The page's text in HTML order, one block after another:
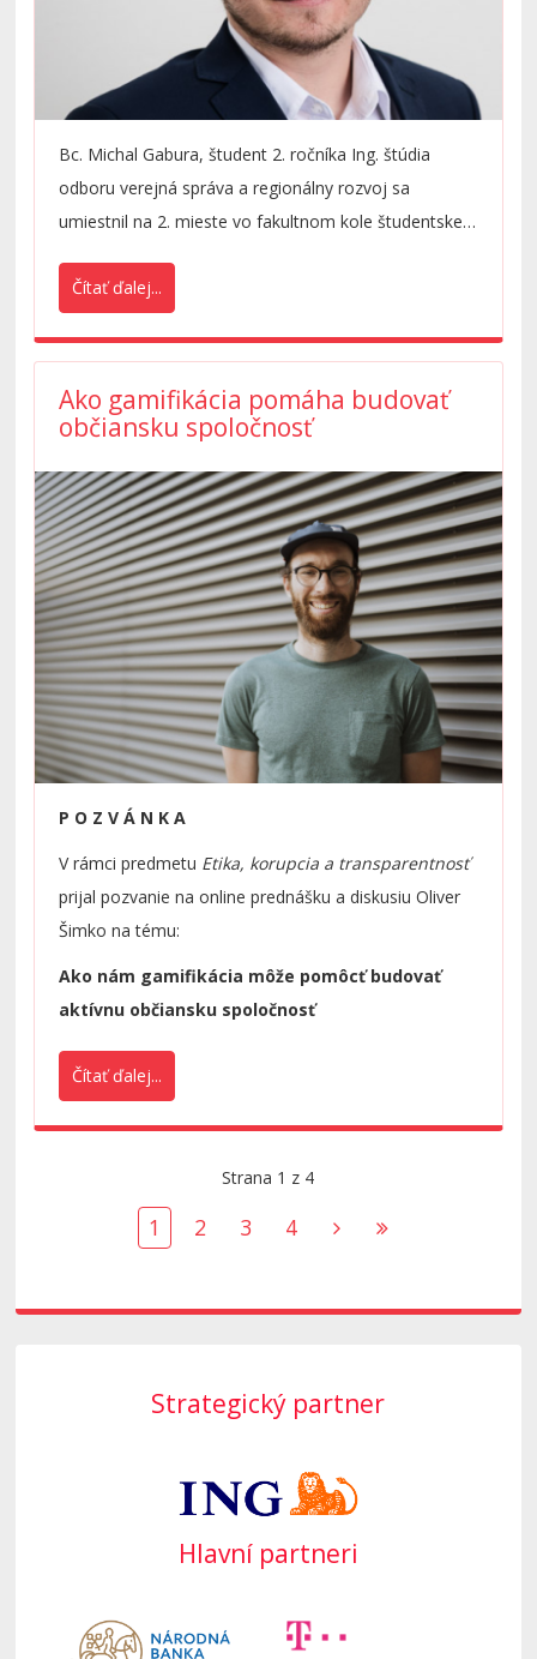
Bc. Michal Gabura, študent 2. ročníka Ing. štúdia
odboru verejná správa a regionálny rozvoj sa
umiestnil na 2. mieste vo fakultnom kole študentskej
Čítať ďalej...
Ako gamifikácia pomáha budovať
občiansku spoločnosť
P O Z V Á N K A
V rámci predmetu Etika, korupcia a transparentnosť
prijal pozvanie na online prednášku a diskusiu Oliver
Šimko na tému:
Ako nám gamifikácia môže pomôcť budovať
aktívnu občiansku spoločnosť
Čítať ďalej...
Strana 1 z 4
1 2 3 4
Strategický partner
Hlavní partneri